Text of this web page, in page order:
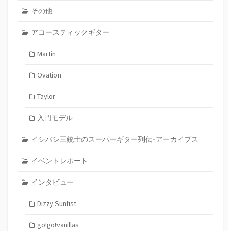
その他
アコースティックギター
Martin
Ovation
Taylor
入門モデル
イシバシ三銃士のスーパーギター列伝･アーカイブス
イベントレポート
インタビュー
Dizzy Sunfist
go!go!vanillas